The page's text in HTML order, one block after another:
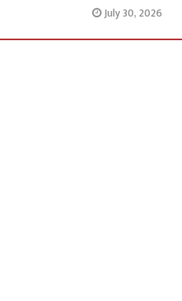
July 30, 2026